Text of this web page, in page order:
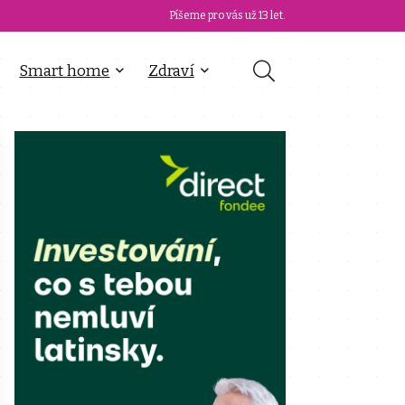
Píšeme pro vás už 13 let.
Smart home Zdraví